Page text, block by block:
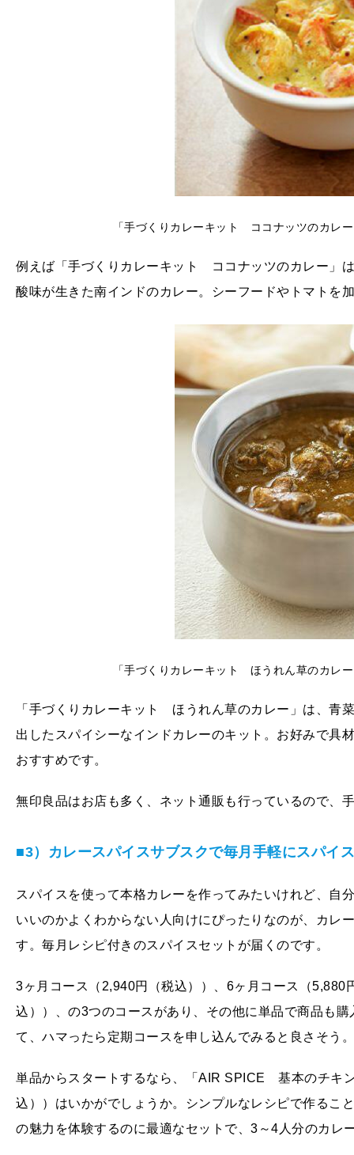
「手づくりカレーキット ココナッツのカレ
例えば「手づくりカレーキット ココナッツのカレー」
酸味が生きた南インドのカレー。シーフードやトマトを
「手づくりカレーキット ほうれん草のカレ
「手づくりカレーキット ほうれん草のカレー」は、青
出したスパイシーなインドカレーのキット。お好みで具
おすすめです。
無印良品はお店も多く、ネット通販も行っているので、
■3）カレースパイスサブスクで毎月手軽にスパイ
スパイスを使って本格カレーを作ってみたいけれど、自
いいのかよくわからない人向けにぴったりなのが、カレ
す。毎月レシピ付きのスパイスセットが届くのです。
3ヶ月コース（2,940円（税込））、6ヶ月コース（
込））、の3つのコースがあり、その他に単品で商品も
て、ハマったら定期コースを申し込んでみると良さそう。
単品からスタートするなら、「AIR SPICE 基本のチキ
込））はいかがでしょうか。シンプルなレシピで作るこ
の魅力を体験するのに最適なセットで、3～4人分のカレ